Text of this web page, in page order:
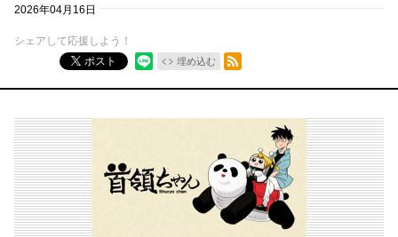
2026年04月16日
シェアして応援しよう！
ポスト
埋め込む
RSSフィード